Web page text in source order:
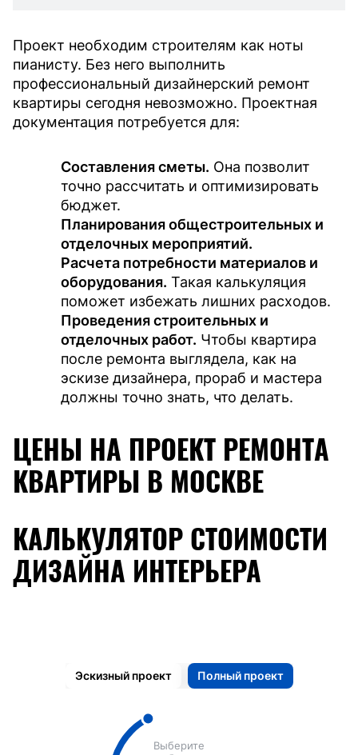
Проект необходим строителям как ноты
пианисту. Без него выполнить
профессиональный дизайнерский ремонт
квартиры сегодня невозможно. Проектная
документация потребуется для:
Составления сметы. Она позволит
точно рассчитать и оптимизировать
бюджет.
Планирования общестроительных и
отделочных мероприятий.
Расчета потребности материалов и
оборудования. Такая калькуляция
поможет избежать лишних расходов.
Проведения строительных и
отделочных работ. Чтобы квартира
после ремонта выглядела, как на
эскизе дизайнера, прораб и мастера
должны точно знать, что делать.
ЦЕНЫ НА ПРОЕКТ РЕМОНТА
КВАРТИРЫ В МОСКВЕ
КАЛЬКУЛЯТОР СТОИМОСТИ
ДИЗАЙНА ИНТЕРЬЕРА
Эскизный проект Полный проект
Выберите